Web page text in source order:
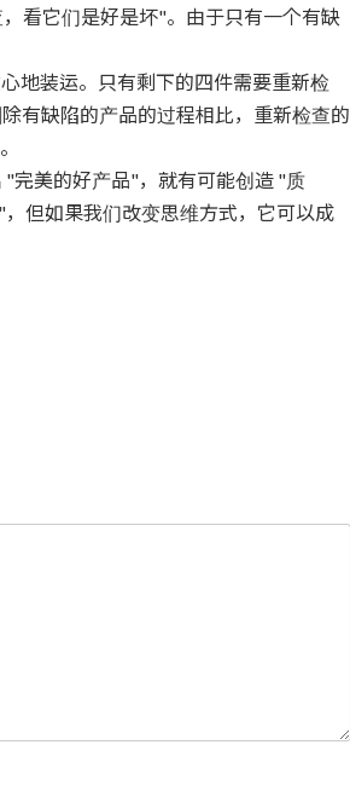
看它们是好是坏"。由于只有一个有缺
地装运。只有剩下的四件需要重新检
陷的产品的过程相比，重新检查的
完美的好产品"，就有可能创造 "质
但如果我们改变思维方式，它可以成